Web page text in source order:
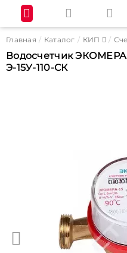
Главная Каталог КИП
Водосчетчик
Э-15У-110-СК